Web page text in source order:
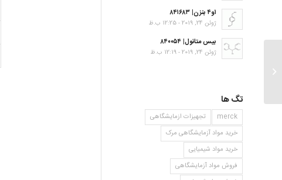
۱و۴ بنزن| ۸۴۱۶۸۳
ژوئن 24, 2019 - 12:25 ب.ظ
بیس متانول| ۸۴۰۰۵۴
ژوئن 24, 2019 - 12:19 ب.ظ
تگ ها
merck
تجهیزات ازمایشگاهی
خرید مواد آزمایشگاهی مرک
خرید مواد شیمیایی
فروش مواد آزمایشگاهی